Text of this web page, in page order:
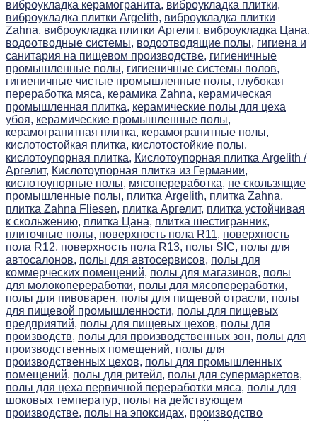
виброукладка керамогранита, виброукладка плитки,
виброукладка плитки Argelith, виброукладка плитки
Zahna, виброукладка плитки Аргелит, виброукладка Цана,
водоотводные системы, водоотводящие полы, гигиена и
санитария на пищевом производстве, гигиеничные
промышленные полы, гигиеничные системы полов,
гигиеничные чистые промышленные полы, глубокая
переработка мяса, керамика Zahna, керамическая
промышленная плитка, керамические полы для цеха
убоя, керамические промышленные полы,
керамогранитная плитка, керамогранитные полы,
кислотостойкая плитка, кислотостойкие полы,
кислотоупорная плитка, Кислотоупорная плитка Argelith /
Аргелит, Кислотоупорная плитка из Германии,
кислотоупорные полы, мясопереработка, не скользящие
промышленные полы, плитка Argelith, плитка Zahna,
плитка Zahna Fliesen, плитка Аргелит, плитка устойчивая
к скольжению, плитка Цана, плитка шестигранник,
плиточные полы, поверхность пола R11, поверхность
пола R12, поверхность пола R13, полы SIC, полы для
автосалонов, полы для автосервисов, полы для
коммерческих помещений, полы для магазинов, полы
для молокопереработки, полы для мясопереработки,
полы для пивоварен, полы для пищевой отрасли, полы
для пищевой промышленности, полы для пищевых
предприятий, полы для пищевых цехов, полы для
производств, полы для производственных зон, полы для
производственных помещений, полы для
производственных цехов, полы для промышленных
помещений, полы для ритейл, полы для супермаркетов,
полы для цеха первичной переработки мяса, полы для
шоковых температур, полы на действующем
производстве, полы на эпоксидах, производство